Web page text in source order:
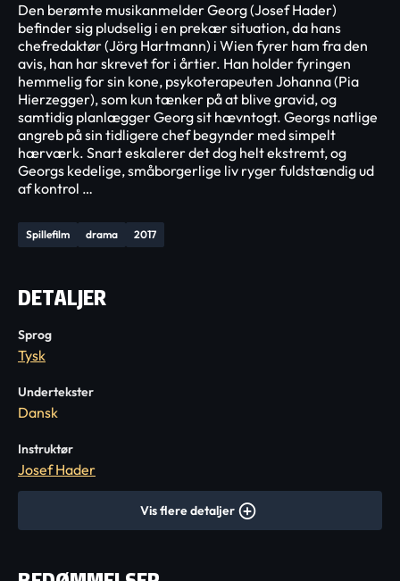
Spillefilm drama 2017
Den berømte musikanmelder Georg (Josef Hader)
befinder sig pludselig i en prekær situation, da hans
chefredaktør (Jörg Hartmann) i Wien fyrer ham fra den
avis, han har skrevet for i årtier. Han holder fyringen
hemmelig for sin kone, psykoterapeuten Johanna (Pia
Hierzegger), som kun tænker på at blive gravid, og
samtidig planlægger Georg sit hævntogt. Georgs natlige
angreb på sin tidligere chef begynder med simpelt
hærværk. Snart eskalerer det dog helt ekstremt, og
Georgs kedelige, småborgerlige liv ryger fuldstændig ud
af kontrol …
DETALJER
Sprog
Tysk
Undertekster
Dansk
Instruktør
Josef Hader
Vis flere detaljer